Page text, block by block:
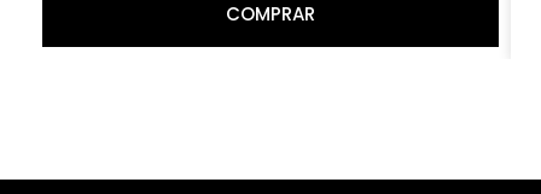
COMPRAR